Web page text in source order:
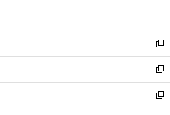
ウ
開
く
新
し
い
ウ
ィ
ン
新
し
い
ウ
新
し